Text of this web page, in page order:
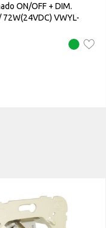
ON/OFF + DIM.
VWYL-